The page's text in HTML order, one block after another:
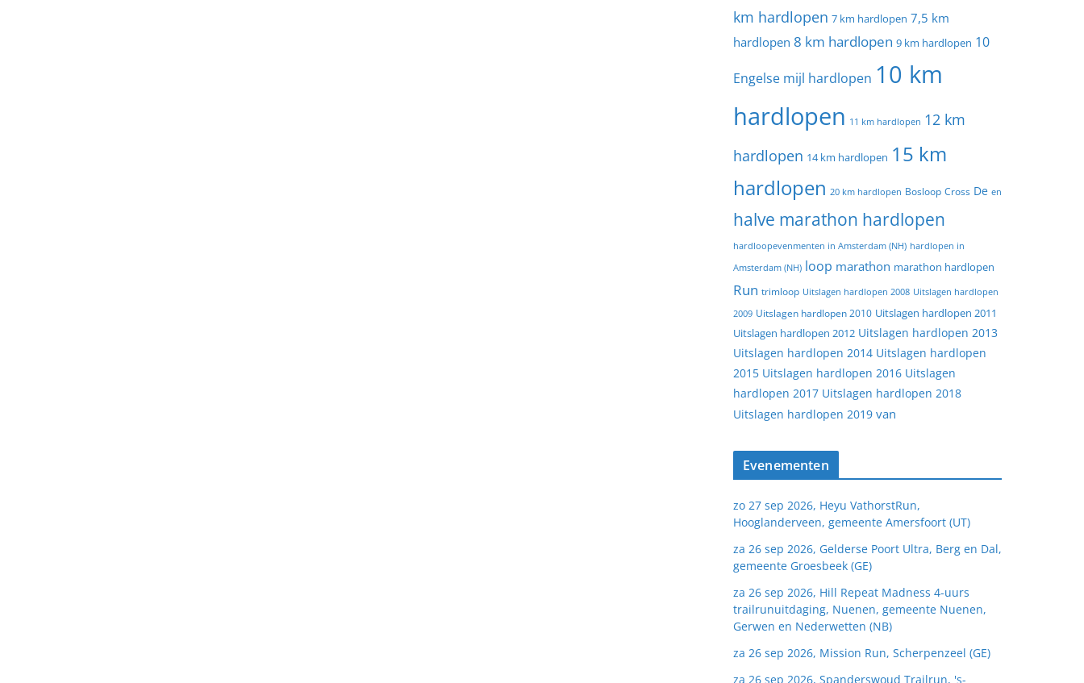
km hardlopen 7 km hardlopen 7,5 km
hardlopen 8 km hardlopen 9 km hardlopen 10
Engelse mijl hardlopen 10 km
hardlopen 11 km hardlopen 12 km
hardlopen 14 km hardlopen 15 km
hardlopen 20 km hardlopen Bosloop Cross De en
halve marathon hardlopen
hardloopevenmenten in Amsterdam (NH) hardlopen in
Amsterdam (NH) loop marathon marathon hardlopen
Run trimloop Uitslagen hardlopen 2008 Uitslagen hardlopen
2009 Uitslagen hardlopen 2010 Uitslagen hardlopen 2011
Uitslagen hardlopen 2012 Uitslagen hardlopen 2013
Uitslagen hardlopen 2014 Uitslagen hardlopen
2015 Uitslagen hardlopen 2016 Uitslagen
hardlopen 2017 Uitslagen hardlopen 2018
Uitslagen hardlopen 2019 van
Evenementen
zo 27 sep 2026, Heyu VathorstRun,
Hooglanderveen, gemeente Amersfoort (UT)
za 26 sep 2026, Gelderse Poort Ultra, Berg en Dal,
gemeente Groesbeek (GE)
za 26 sep 2026, Hill Repeat Madness 4-uurs
trailrunuitdaging, Nuenen, gemeente Nuenen,
Gerwen en Nederwetten (NB)
za 26 sep 2026, Mission Run, Scherpenzeel (GE)
za 26 sep 2026, Spanderswoud Trailrun, 's-